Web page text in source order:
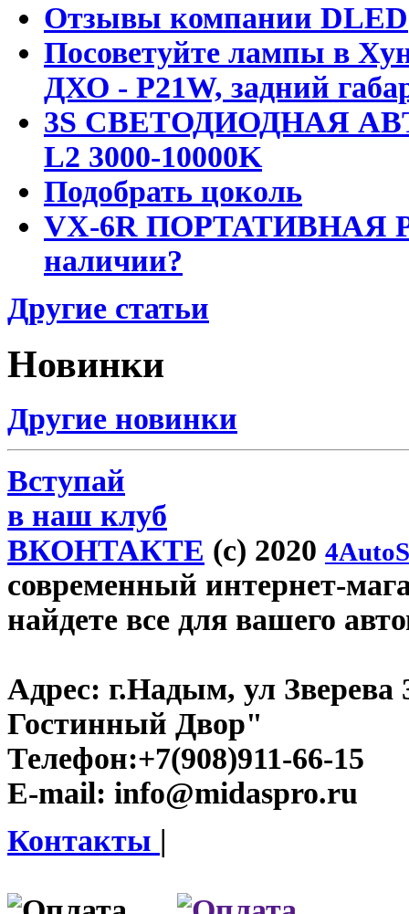
Отзывы компании DLED
Посоветуйте лампы в
ДХО - P21W, задний
3S СВЕТОДИОДНАЯ
L2 3000-10000K
Подобрать цоколь
VX-6R ПОРТАТИВНАЯ
наличии?
Другие статьи
Новинки
Другие новинки
Вступай
в наш клуб
ВКОНТАКТЕ (c) 2020
современный интернет-
найдете все для вашего
Адрес: г.Надым, ул
Гостинный Двор"
Телефон:+7(908)911-66-15
E-mail: info@midaspro.ru
Контакты |